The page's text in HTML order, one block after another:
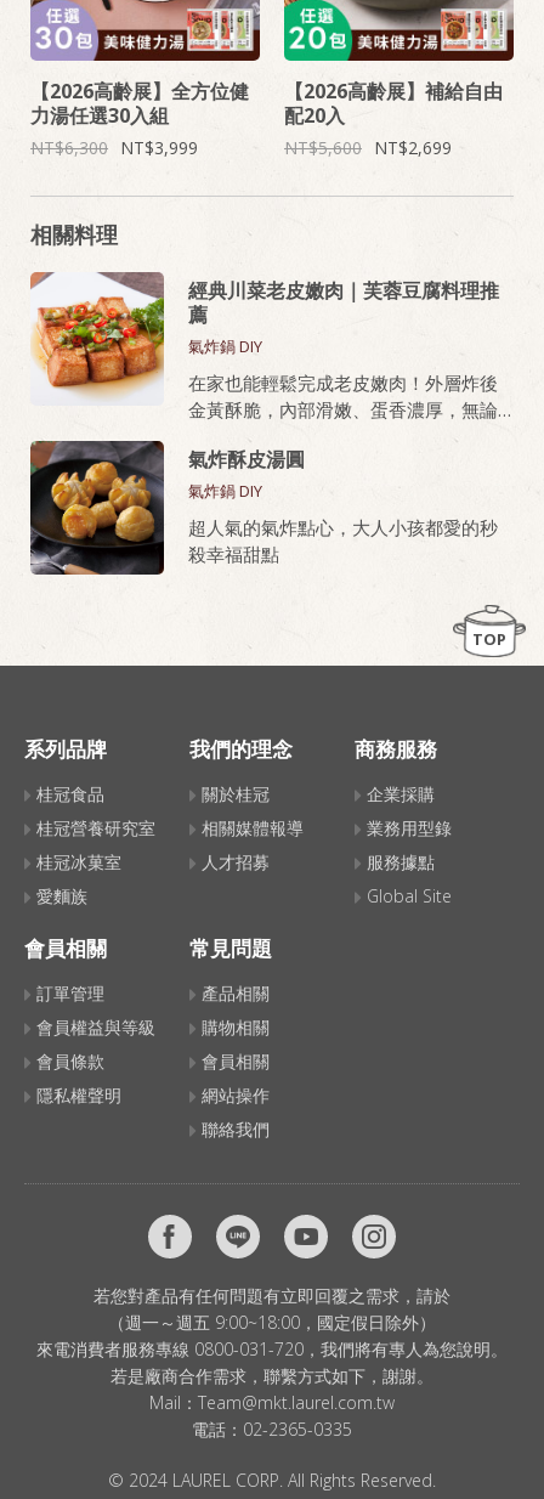
【2026高齡展】全方位健
力湯任選30入組
6,300 3,999
【2026高齡展】補給自由
配20入
5,600 2,699
相關料理
經典川菜老皮嫩肉｜芙蓉豆腐料理推
薦
氣炸鍋 DIY
在家也能輕鬆完成老皮嫩肉！外層炸後
金黃酥脆，內部滑嫩、蛋香濃厚，無論
油炸或氣炸都好上手，新手也能做出餐
廳級美味。
桂冠芙蓉豆腐，就是做老皮嫩肉的秘密
武器！
氣炸酥皮湯圓
氣炸鍋 DIY
超人氣的氣炸點心，大人小孩都愛的秒
殺幸福甜點
TOP
系列品牌
桂冠食品
桂冠營養研究室
桂冠冰菓室
愛麵族
我們的理念
關於桂冠
相關媒體報導
人才招募
商務服務
企業採購
業務用型錄
服務據點
Global Site
會員相關
訂單管理
會員權益與等級
會員條款
隱私權聲明
常見問題
產品相關
購物相關
會員相關
網站操作
聯絡我們
若您對產品有任何問題有立即回覆之需求，請於
（週一～週五 9:00~18:00，國定假日除外）
來電消費者服務專線 0800-031-720，我們將有專人為您說明。
若是廠商合作需求，聯繫方式如下，謝謝。
Mail： Team@mkt.laurel.com.tw
電話： 02-2365-0335
© 2024 LAUREL CORP. All Rights Reserved.